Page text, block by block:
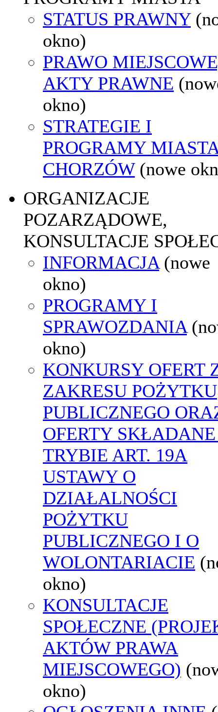
STATUS PRAWNY
okno)
PRAWO
AKTY PRAWNE
okno)
STRATEGIE I
PROGRAMY
CHORZÓW (nowe
ORGANIZACJE
POZARZĄDOWE,
KONSULTACJE
INFORMACJA (nowe
okno)
PROGRAMY I
SPRAWOZDANIA
okno)
KONKURSY OFERT
ZAKRESU POŻYTKU
PUBLICZNEGO
OFERTY
TRYBIE ART. 19A
USTAWY O
DZIAŁALNOŚCI
POŻYTKU
PUBLICZNEGO I O
WOLONTARIACIE
okno)
KONSULTACJE
SPOŁECZNE
AKTÓW PRAWA
MIEJSCOWEGO)
okno)